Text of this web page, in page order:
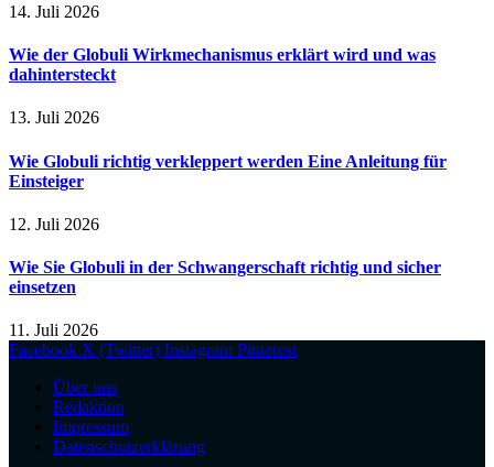
14. Juli 2026
Wie der Globuli Wirkmechanismus erklärt wird und was
dahintersteckt
13. Juli 2026
Wie Globuli richtig verkleppert werden Eine Anleitung für
Einsteiger
12. Juli 2026
Wie Sie Globuli in der Schwangerschaft richtig und sicher
einsetzen
11. Juli 2026
Facebook X (Twitter) Instagram Pinterest
Über uns
Redaktion
Impressum
Datenschutzerklärung